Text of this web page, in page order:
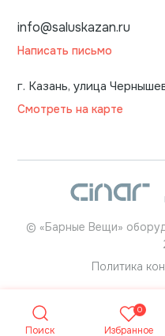
Поиск
0
Избранное
info@saluskazan.ru
Написать письмо
г. Казань, улица
Смотреть на карте
© «Барные Вещи»
Политика